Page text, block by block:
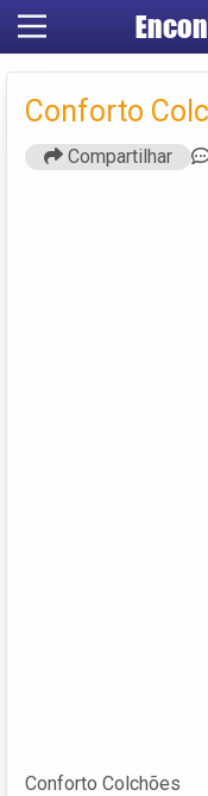
Conforto
Compartilhar
Conforto Colchões